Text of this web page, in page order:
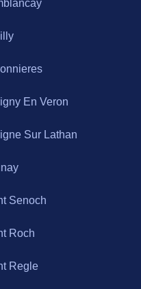
En Veron
Sur Lathan
Senoch
Roch
Regle